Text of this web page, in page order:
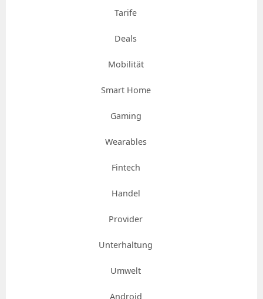
Tarife
Deals
Mobilität
Smart Home
Gaming
Wearables
Fintech
Handel
Provider
Unterhaltung
Umwelt
Android